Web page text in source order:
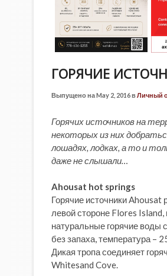
ГОРЯЧИЕ
Выпущено на May 2, 2016 вЛичный
Горячих источников на
некоторых из них
лошадях, лодках, а то и
даже не слышали…
Ahousat hot springs
Горячие источники
левой стороне Flores
натуральные горячие воды
без запаха, температура –
Дикая тропа соединяет
Whitesand Cove.